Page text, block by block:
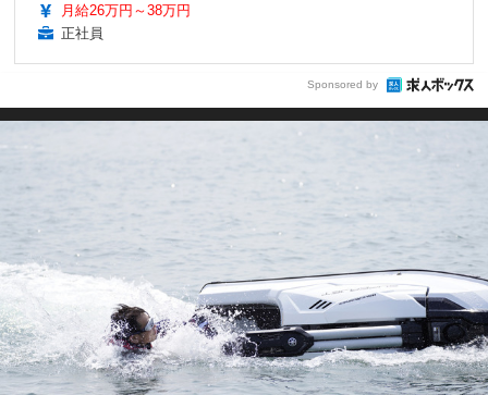
月給26万円～38万円
正社員
Sponsored by